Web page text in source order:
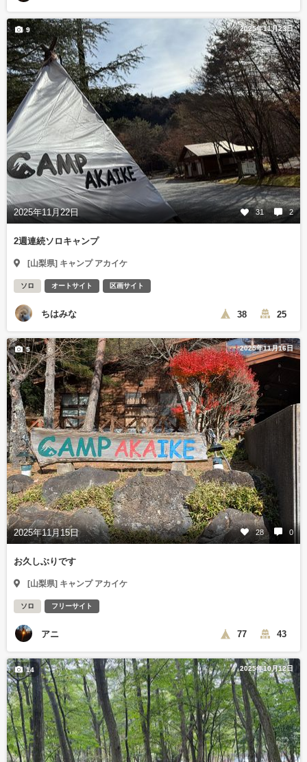
2025年11月23日
2025年11月22日 31 2
9
2週連続ソロキャンプ
[山梨県] キャンプ アカイケ
ソロ オートサイト 区画サイト
ちはみな 38 25
2025年11月16日
2025年11月15日 28 0
5
お久しぶりです
[山梨県] キャンプ アカイケ
ソロ フリーサイト
アニ 77 43
2025年10月12日
14